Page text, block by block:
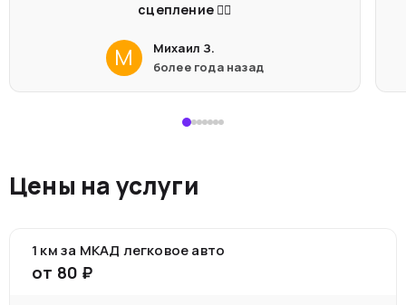
сцепление 🤦‍♂️
М
Михаил З.
более года назад
Цены на услуги
1 км за МКАД легковое авто
от 80 ₽